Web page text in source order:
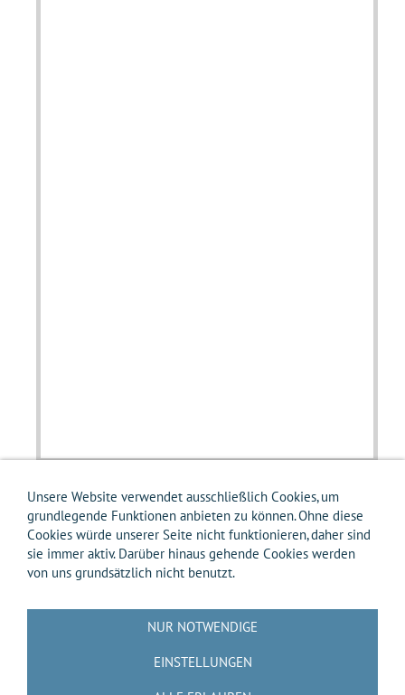
Versandkosten-InfoZahlungsarten-InfoHilfeDatenschutz
Entsorgung gemäß Verpackungsverordnung
Unsere Website verwendet ausschließlich Cookies, um
grundlegende Funktionen anbieten zu können. Ohne diese
Cookies würde unserer Seite nicht funktionieren, daher sind
sie immer aktiv. Darüber hinaus gehende Cookies werden
von uns grundsätzlich nicht benutzt.
NUR NOTWENDIGE
EINSTELLUNGEN